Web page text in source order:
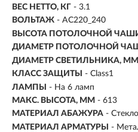
ВЕС НЕТТО, КГ - 3.1
ВОЛЬТАЖ - AC220_240
ВЫСОТА ПОТОЛОЧНОЙ
ДИАМЕТР ПОТОЛОЧНОЙ
ДИАМЕТР СВЕТИЛЬНИКА, ММ
КЛАСС ЗАЩИТЫ
- Class1
ЛАМПЫ
- На 6 ламп
МАКС. ВЫСОТА, ММ - 613
МАТЕРИАЛ АБАЖУРА - Стекло
МАТЕРИАЛ АРМАТУРЫ
-